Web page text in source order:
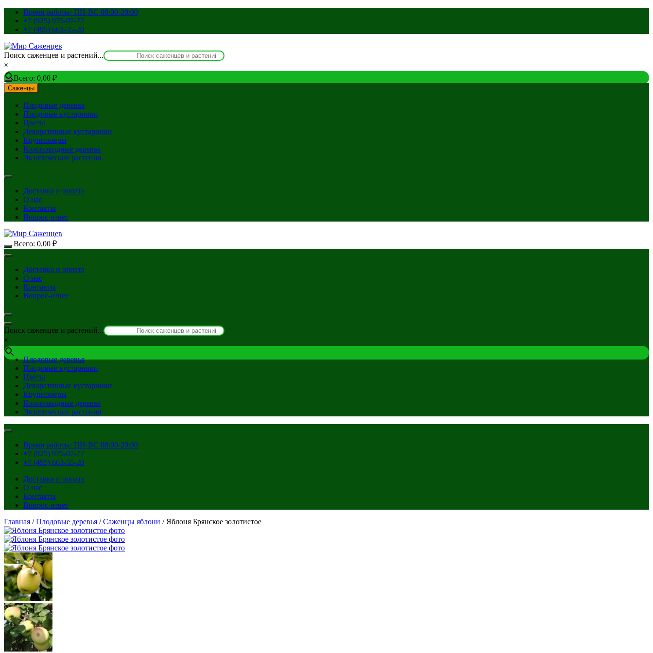
Перейти
содержимому
Время работы: ПН-ВС 08:00-20:00
+7 (925) 975-07-77
+7 (495) 663-55-20
Поиск саженцев и растений...
×
Всего: 0,00 ₽
Саженцы
Плодовые деревья
Плодовые кустарники
Цветы
Декоративные кустарники
Крупномеры
Колоновидные деревья
Экзотические растения
Доставка и оплата
О нас
Контакты
Вопрос-ответ
Всего: 0,00 ₽
Доставка и оплата
О нас
Контакты
Вопрос-ответ
Поиск саженцев и растений...
×
Плодовые деревья
Плодовые кустарники
Цветы
Декоративные кустарники
Крупномеры
Колоновидные деревья
Экзотические растения
Время работы: ПН-ВС 08:00-20:00
+7 (925) 975-07-77
+7 (495) 663-55-20
Доставка и оплата
О нас
Контакты
Вопрос-ответ
Главная /Плодовые деревья /Саженцы яблони / Яблоня Брянское золотистое